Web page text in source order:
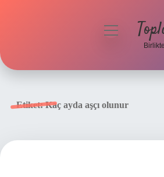
menüyü
Etiket:Kaç ayda aşçı olunur